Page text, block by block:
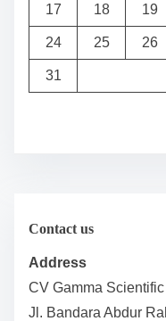
17 18 19
24 25 26
31
Contact us
Address
CV Gamma
Jl. Bandara Abdur